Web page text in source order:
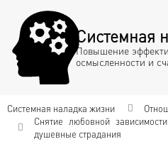
Системная
Повышение
осмысленности и
Системная наладка жизни
Снятие любовной
душевные страдания